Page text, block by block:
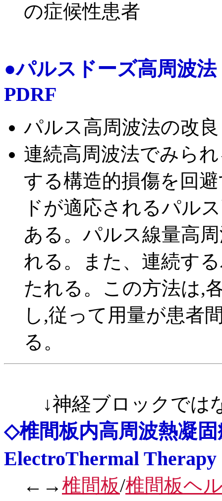
の症候性患者
●パルスドーズ高周波
PDRF
パルス高周波法の改良
連続高周波法でみら
する構造的損傷を回
ドが適応されるパル
ある。パルス線量高
れる。また、連続す
たれる。この方法は,
し,従って用量が患者
る。
↓神経ブロックでは
◇椎間板内高周波熱凝
ElectroThermal
←→椎間板/椎間板ヘ